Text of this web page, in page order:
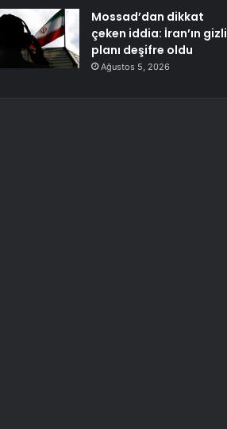
Mossad’dan dikkat
çeken iddia: İran’ın gizli
planı deşifre oldu
Ağustos 5, 2026